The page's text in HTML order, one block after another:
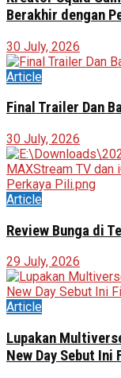
Berakhir dengan
30 July, 2026
Article
Final Trailer Dan
30 July, 2026
Article
Review Bunga di
29 July, 2026
Article
Lupakan
New Day Sebut Ini